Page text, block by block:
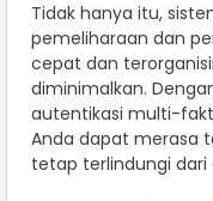
Tidak hanya itu,
pemeliharaan dan
cepat dan
diminimalkan.
autentikasi multi-
Anda dapat merasa
tetap terlindungi dari